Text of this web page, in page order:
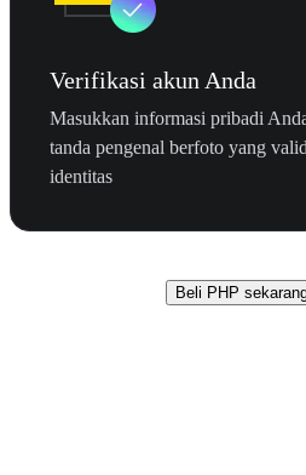
Verifikasi akun Anda
Masukkan informasi pribadi
tanda pengenal berfoto yang
identitas
Beli PHP